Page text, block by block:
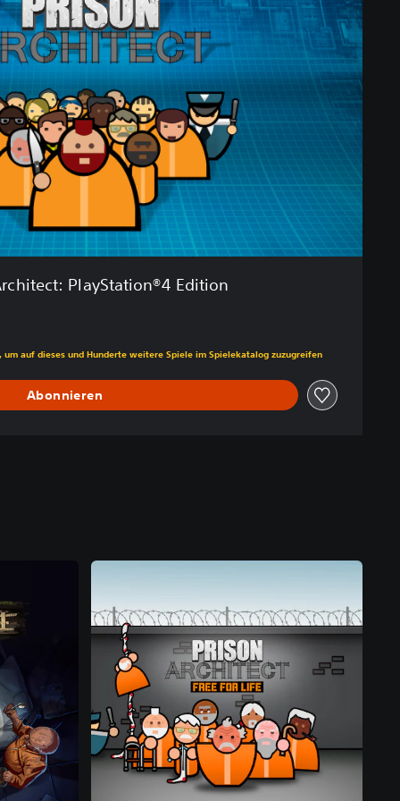
PlayStation®4 Edition
gegenüber dem Originalpreis von €24,99
um auf dieses und Hunderte weitere Spiele im Spielekatalog zuzugreifen
Abonnieren